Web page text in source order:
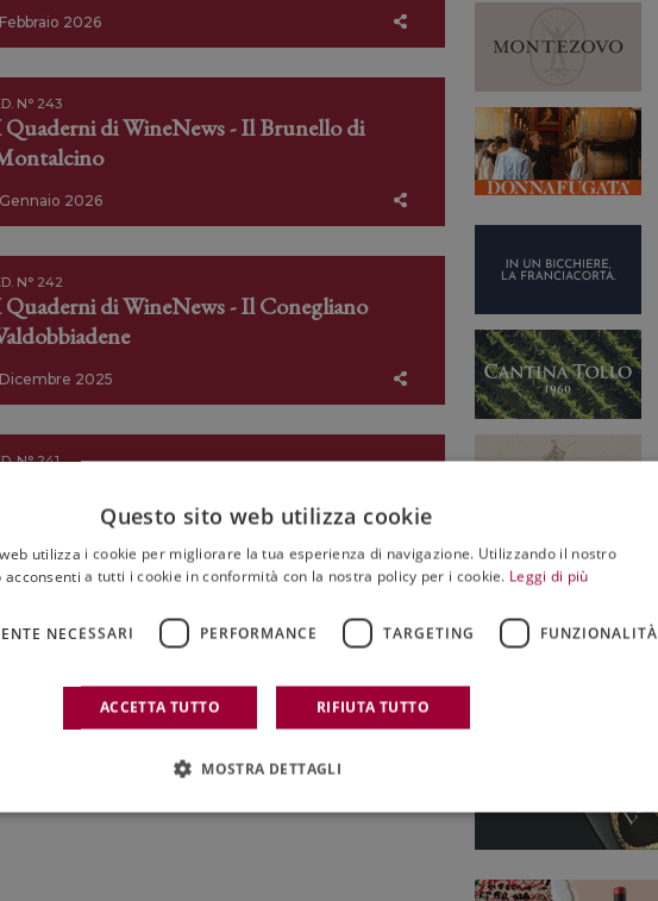
Febbraio 2026
N° 243
di WineNews - Il Brunello di
Gennaio 2026
N° 242
di WineNews - Il Conegliano
Dicembre 2025
N° 241
Novembre 2025
N° 240
Ottobre 2025
Questo sito web utilizza cookie
utilizza i cookie per migliorare la tua esperienza di navigazione. Utilizzando il nostro
acconsenti a tutti i cookie in conformità con la nostra policy per i cookie. Leggi di più
NECESSARI PERFORMANCE TARGETING FUNZIONALITÀ
ACCETTA TUTTO RIFIUTA TUTTO
MOSTRA DETTAGLI